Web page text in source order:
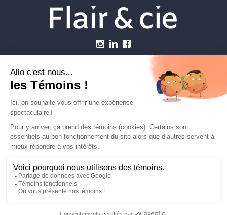
Établissements vétérinaires
Carrière
Contactez-nous
MODALITÉS & CONDITIONS
FLAIRETCIE © 2026